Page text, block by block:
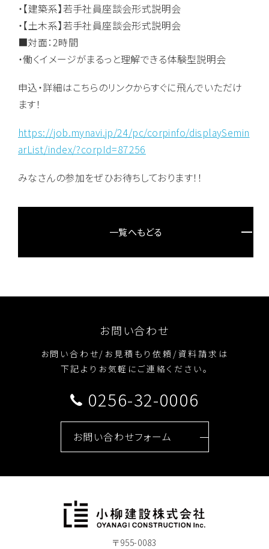
・【建築系】若手社員座談会形式説明会
・【土木系】若手社員座談会形式説明会
■対面：2時間
・働くイメージがまるっと理解できる体験型説明会
申込・詳細はこちらのリンクからすぐに飛んでいただけ
ます！
https://job.mynavi.jp/24/pc/corpinfo/displaySemin
arList/index/?corpId=87256
みなさんの参加をぜひお待ちしております！！
一覧へもどる
お問い合わせ
お問い合わせ/お見積もり依頼/資料請求は
下記よりお気軽にご連絡ください。
0256-32-0006
お問い合わせフォーム
〒955-0083